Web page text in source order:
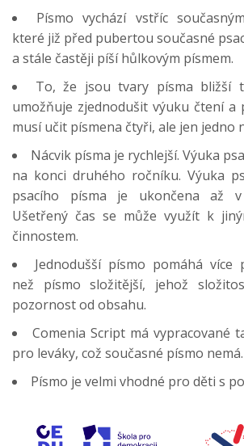
Písmo vychází vstříc
které již před pubertou současné
a stále častěji píší hůlkovým písmem.
To, že jsou tvary písma bližší
umožňuje zjednodušit výuku čtení a
musí učit písmena čtyři, ale jen jedno
Nácvik písma je rychlejší. Výuka
na konci druhého ročníku. Výuka
psacího písma je ukončena až
Ušetřený čas se může využít k
činnostem.
Jednodušší písmo pomáhá více
než písmo složitější, jehož
pozornost od obsahu.
Comenia Script má vypracované
pro leváky, což současné písmo nemá.
Písmo je velmi vhodné pro děti s